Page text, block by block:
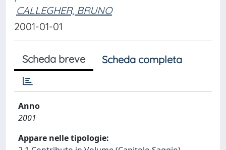
CALLEGHER, BRUNO
2001-01-01
Scheda breve Scheda completa
Anno
2001
Appare nelle tipologie: